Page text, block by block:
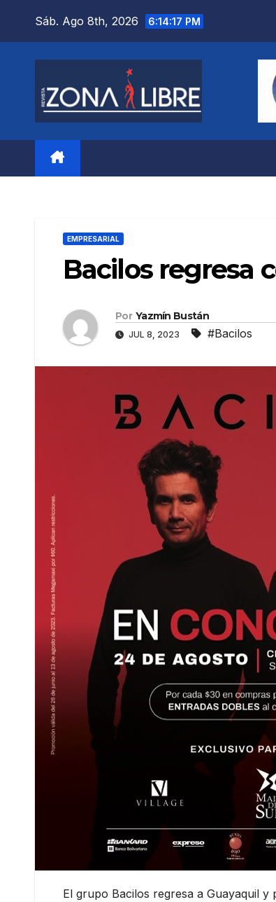
Sáb. Ago 8th, 2026 6:14:18 PM
EMPRESARIAL
Bacilos regresa
Por Yazmín Bustán
JUL 8, 2023 #Bacilos
El grupo Bacilos regresa a Guayaquil